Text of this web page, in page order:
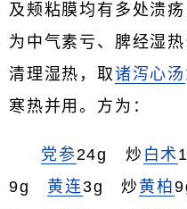
及颊粘膜均有多处溃
为中气素亏、脾经湿
清理湿热，取诸泻心汤
寒热并用。方为：
党参24g 炒 白术
9g 黄连3g 炒 黄柏